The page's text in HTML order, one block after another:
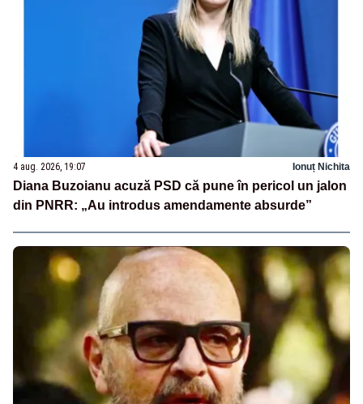
4 aug. 2026, 19:07 Ionuț Nichita
Diana Buzoianu acuză PSD că pune în pericol un jalon
din PNRR: „Au introdus amendamente absurde”